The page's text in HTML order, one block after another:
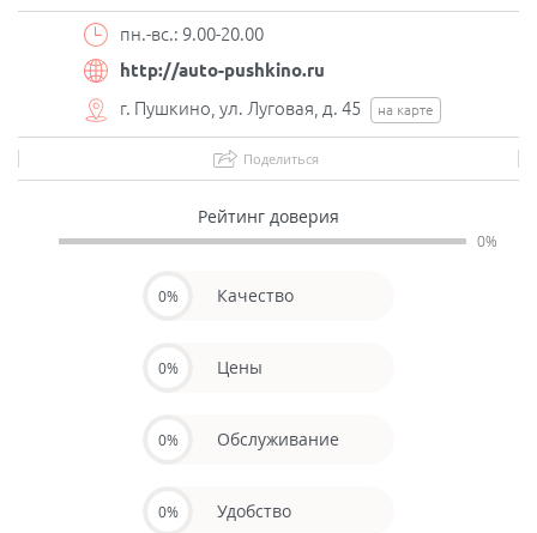
пн.-вс.: 9.00-20.00
http://auto-pushkino.ru
г. Пушкино, ул. Луговая, д. 45
на карте
Поделиться
Рейтинг доверия
0%
0% Качество
0% Цены
0% Обслуживание
0% Удобство